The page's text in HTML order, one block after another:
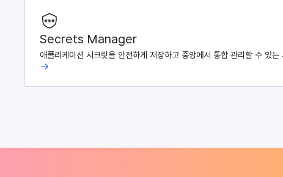
Secrets Manager
애플리케이션 시크릿을 안전하게 저장하고 중앙에서 통합 관리할 수 있는